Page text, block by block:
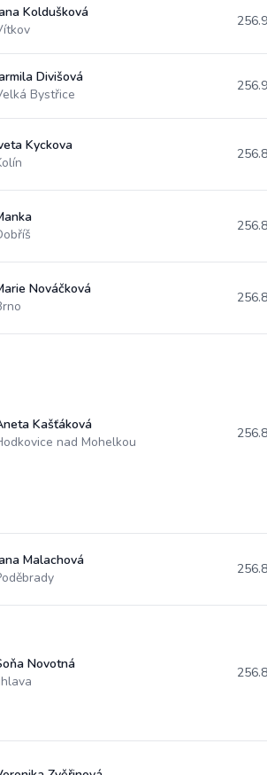
Koldušková
Divišová
Bystřice
Kyckova
Nováčková
Kašťáková
nad Mohelkou
Malachová
Novotná